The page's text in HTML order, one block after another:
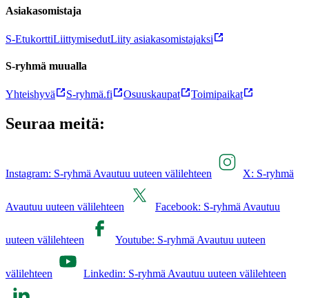
Asiakasomistaja
S-EtukorttiLiittymisedutLiity asiakasomistajaksi
S-ryhmä muualla
Yhteishyvä S-ryhmä.fi Osuuskaupat Toimipaikat
Seuraa meitä:
Instagram: S-ryhmä Avautuu uuteen välilehteen X: S-ryhmä
Avautuu uuteen välilehteen Facebook: S-ryhmä Avautuu
uuteen välilehteen Youtube: S-ryhmä Avautuu uuteen
välilehteen Linkedin: S-ryhmä Avautuu uuteen välilehteen